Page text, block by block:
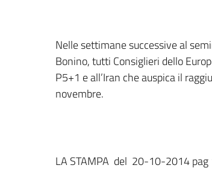
Nelle settimane successive al
Bonino, tutti Consiglieri dello
P5+1 e all’Iran che auspica il
novembre.
LA STAMPA del 20-10-2014 pag